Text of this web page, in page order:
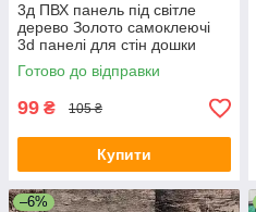
3д ПВХ панель під світле
дерево Золото самоклеючі
3d панелі для стін дошки
700x700x6мм (82) SW-
00000020
Готово до відправки
99 ₴ 105 ₴
Купити
–6%